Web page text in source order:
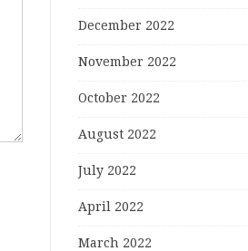
December 2022
November 2022
October 2022
August 2022
July 2022
April 2022
March 2022